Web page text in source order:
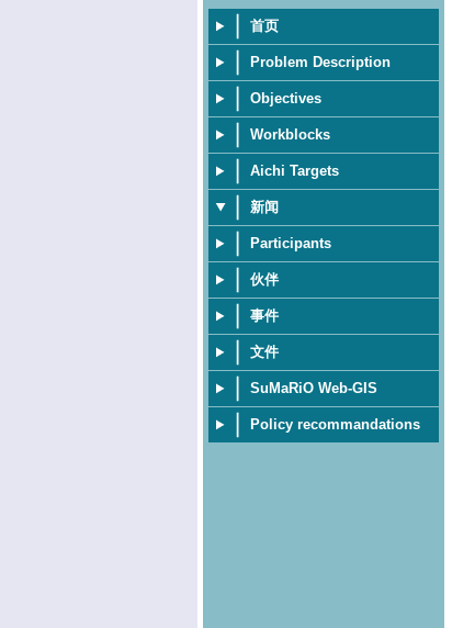
首页
Problem Description
Objectives
Workblocks
Aichi Targets
新闻
Participants
伙伴
事件
文件
SuMaRiO Web-GIS
Policy recommandations